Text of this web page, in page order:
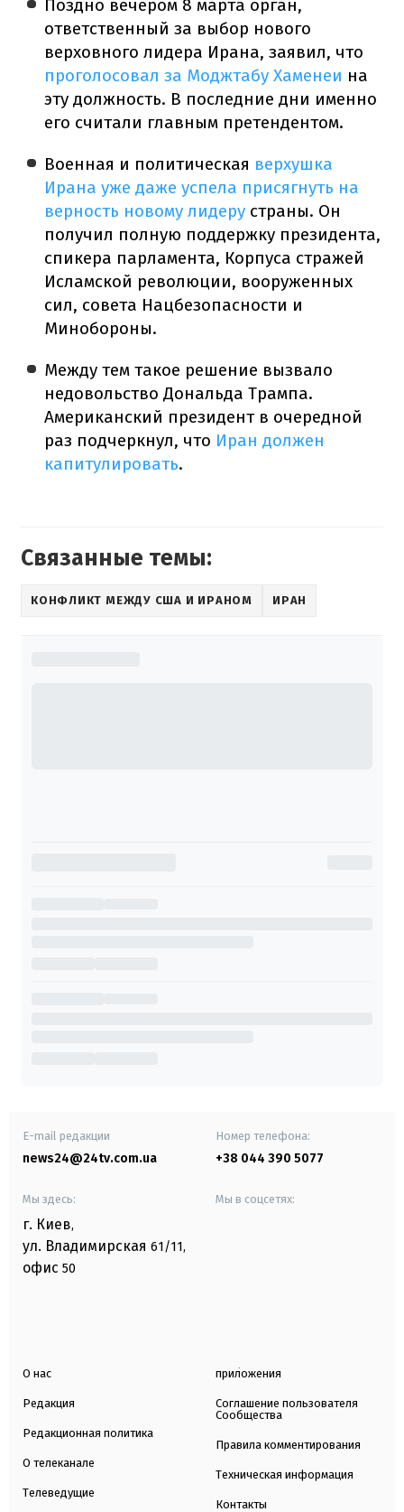
Поздно вечером 8 марта орган,
ответственный за выбор нового
верховного лидера Ирана, заявил, что
проголосовал за Моджтабу Хаменеи на
эту должность. В последние дни именно
его считали главным претендентом.
Военная и политическая верхушка
Ирана уже даже успела присягнуть на
верность новому лидеру страны. Он
получил полную поддержку президента,
спикера парламента, Корпуса стражей
Исламской революции, вооруженных
сил, совета Нацбезопасности и
Минобороны.
Между тем такое решение вызвало
недовольство Дональда Трампа.
Американский президент в очередной
раз подчеркнул, что Иран должен
капитулировать.
Связанные темы:
КОНФЛИКТ МЕЖДУ США И ИРАНОМ ИРАН
E-mail редакции
news24@24tv.com.ua
Номер телефона:
+38 044 390 5077
Мы здесь:
г. Киев,
ул. Владимирская 61/11,
офис 50
Мы в соцсетях:
О нас
Редакция
Редакционная политика
О телеканале
Телеведущие
приложения
Соглашение пользователя
Сообщества
Правила комментирования
Техническая информация
Контакты